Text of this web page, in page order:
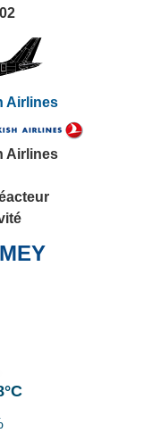
Airlines
Airlines